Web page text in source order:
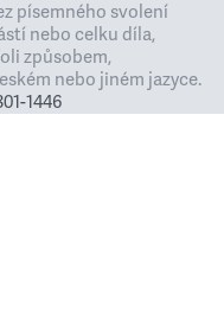
písemného svolení
nebo celku díla,
způsobem,
nebo jiném jazyce.
1446